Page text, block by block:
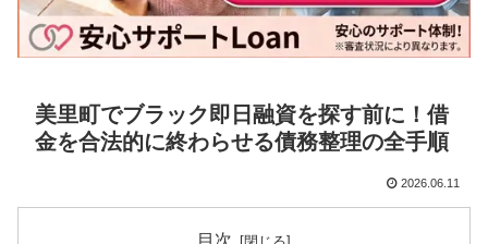
美里町でブラック即日融資を探す前に！借
金を合法的に終わらせる債務整理の全手順
2026.06.11